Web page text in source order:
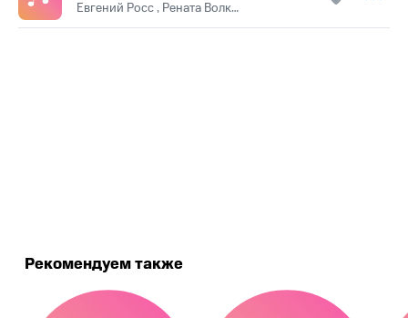
Евгений Росс , Рената Волкиевич
Рекомендуем также